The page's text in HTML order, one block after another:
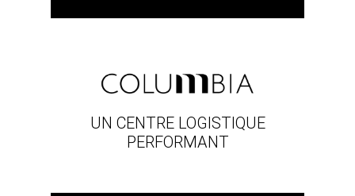
UN CENTRE LOGISTIQUE
PERFORMANT